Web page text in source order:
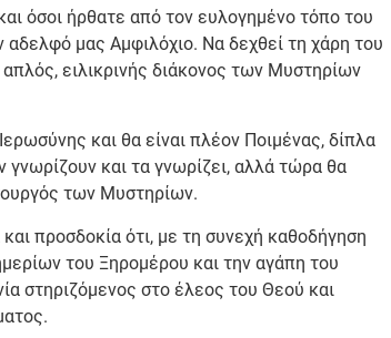
όσοι ήρθατε από τον ευλογημένο τόπο του
αδελφό μας Αμφιλόχιο. Να δεχθεί τη χάρη του
ειλικρινής διάκονος των Μυστηρίων
και θα είναι πλέον Ποιμένας, δίπλα
γνωρίζουν και τα γνωρίζει, αλλά τώρα θα
των Μυστηρίων.
προσδοκία ότι, με τη συνεχή καθοδήγηση
του Ξηρομέρου και την αγάπη του
στηριζόμενος στο έλεος του Θεού και